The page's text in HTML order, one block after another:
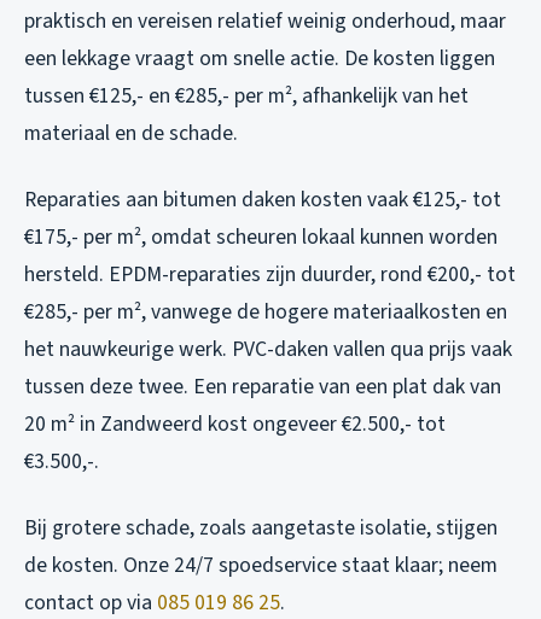
praktisch en vereisen relatief weinig onderhoud, maar
een lekkage vraagt om snelle actie. De kosten liggen
tussen €125,- en €285,- per m², afhankelijk van het
materiaal en de schade.
Reparaties aan bitumen daken kosten vaak €125,- tot
€175,- per m², omdat scheuren lokaal kunnen worden
hersteld. EPDM-reparaties zijn duurder, rond €200,- tot
€285,- per m², vanwege de hogere materiaalkosten en
het nauwkeurige werk. PVC-daken vallen qua prijs vaak
tussen deze twee. Een reparatie van een plat dak van
20 m² in Zandweerd kost ongeveer €2.500,- tot
€3.500,-.
Bij grotere schade, zoals aangetaste isolatie, stijgen
de kosten. Onze 24/7 spoedservice staat klaar; neem
contact op via 085 019 86 25.